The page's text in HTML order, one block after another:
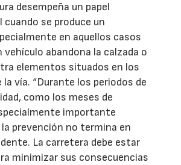
desempeña un papel
se produce un
en aquellos casos
vehículo abandona la calzada o
elementos situados en los
la vía. “Durante los periodos de
como los meses de
importante
la prevención no termina en
La carretera debe estar
minimizar sus consecuencias